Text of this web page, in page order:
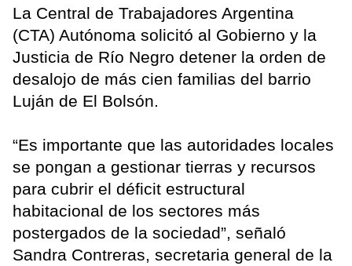
La Central de Trabajadores Argentina
(CTA) Autónoma solicitó al Gobierno y la
Justicia de Río Negro detener la orden de
desalojo de más cien familias del barrio
Luján de El Bolsón.
“Es importante que las autoridades locales
se pongan a gestionar tierras y recursos
para cubrir el déficit estructural
habitacional de los sectores más
postergados de la sociedad”, señaló
Sandra Contreras, secretaria general de la